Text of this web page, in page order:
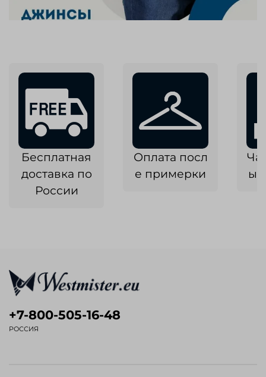
Бесплатная
доставка по
России
Оплата посл
е примерки
+7-800-505-16-48
РОССИЯ